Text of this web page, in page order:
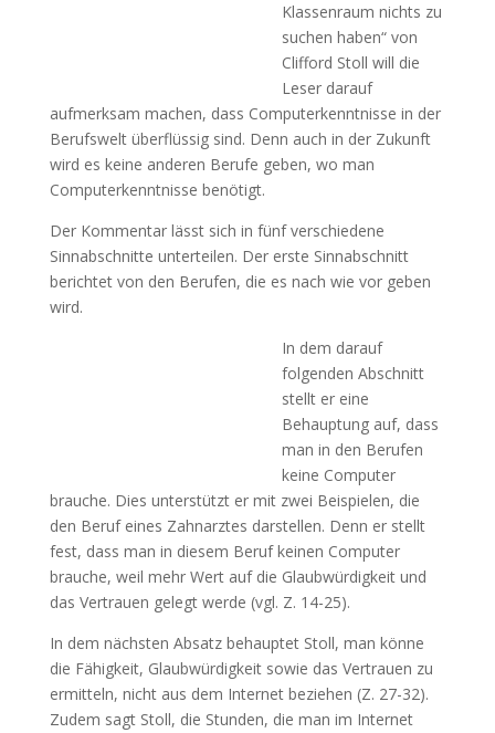
Klassenraum nichts zu
suchen haben“ von
Clifford Stoll will die
Leser darauf
aufmerksam machen, dass Computerkenntnisse in der
Berufswelt überflüssig sind. Denn auch in der Zukunft
wird es keine anderen Berufe geben, wo man
Computerkenntnisse benötigt.
Der Kommentar lässt sich in fünf verschiedene
Sinnabschnitte unterteilen. Der erste Sinnabschnitt
berichtet von den Berufen, die es nach wie vor geben
wird.
In dem darauf
folgenden Abschnitt
stellt er eine
Behauptung auf, dass
man in den Berufen
keine Computer
brauche. Dies unterstützt er mit zwei Beispielen, die
den Beruf eines Zahnarztes darstellen. Denn er stellt
fest, dass man in diesem Beruf keinen Computer
brauche, weil mehr Wert auf die Glaubwürdigkeit und
das Vertrauen gelegt werde (vgl. Z. 14-25).
In dem nächsten Absatz behauptet Stoll, man könne
die Fähigkeit, Glaubwürdigkeit sowie das Vertrauen zu
ermitteln, nicht aus dem Internet beziehen (Z. 27-32).
Zudem sagt Stoll, die Stunden, die man im Internet